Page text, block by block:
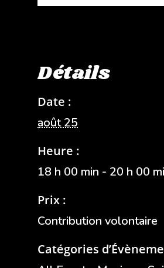
Détails
Date :
août 25
Heure :
18 h 00 min - 20 h 00
Prix :
Contribution volontaire
Catégories